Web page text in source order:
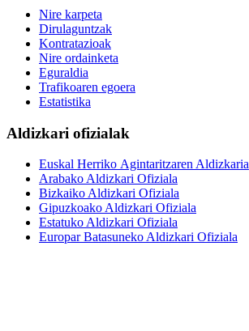
Nire karpeta
Dirulaguntzak
Kontratazioak
Nire ordainketa
Eguraldia
Trafikoaren egoera
Estatistika
Aldizkari ofizialak
Euskal Herriko Agintaritzaren Aldizkaria
Arabako Aldizkari Ofiziala
Bizkaiko Aldizkari Ofiziala
Gipuzkoako Aldizkari Ofiziala
Estatuko Aldizkari Ofiziala
Europar Batasuneko Aldizkari Ofiziala